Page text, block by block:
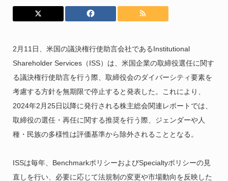
2月11日、米国の議決権行使助言会社であるInstitutional
Shareholder Services（ISS）は、米国企業の取締役選任に関す
る議決権行使助言を行う際、取締役会のダイバーシティ要素を
考慮する方針を無期限で停止すると発表した。これにより、
2024年2月25日以降に発行される株主総会関連レポートでは、
取締役の選任・再任に関する推奨を行う際、ジェンダーや人
種・民族の多様性は評価基準から除外されることとなる。
ISSは毎年、BenchmarkポリシーおよびSpecialtyポリシーの見
直しを行い、必要に応じて法規制の変更や市場動向を反映した